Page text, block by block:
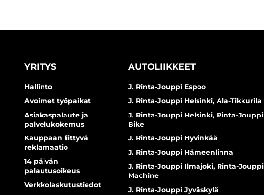
YRITYS
Hallinto
Avoimet työpaikat
Asiakaspalaute ja
palvelukokemus
Kauppaan liittyvä
reklamaatio
14 päivän
palautusoikeus
Verkkolaskutustiedot
AUTOLIIKKEET
J. Rinta-Jouppi Espoo
J. Rinta-Jouppi Helsinki, Ala-Tikkurila
J. Rinta-Jouppi Helsinki, Rinta-Jouppi
Bike
J. Rinta-Jouppi Hyvinkää
J. Rinta-Jouppi Hämeenlinna
J. Rinta-Jouppi Ilmajoki, Rinta-Jouppi
Machine
J. Rinta-Jouppi Jyväskylä